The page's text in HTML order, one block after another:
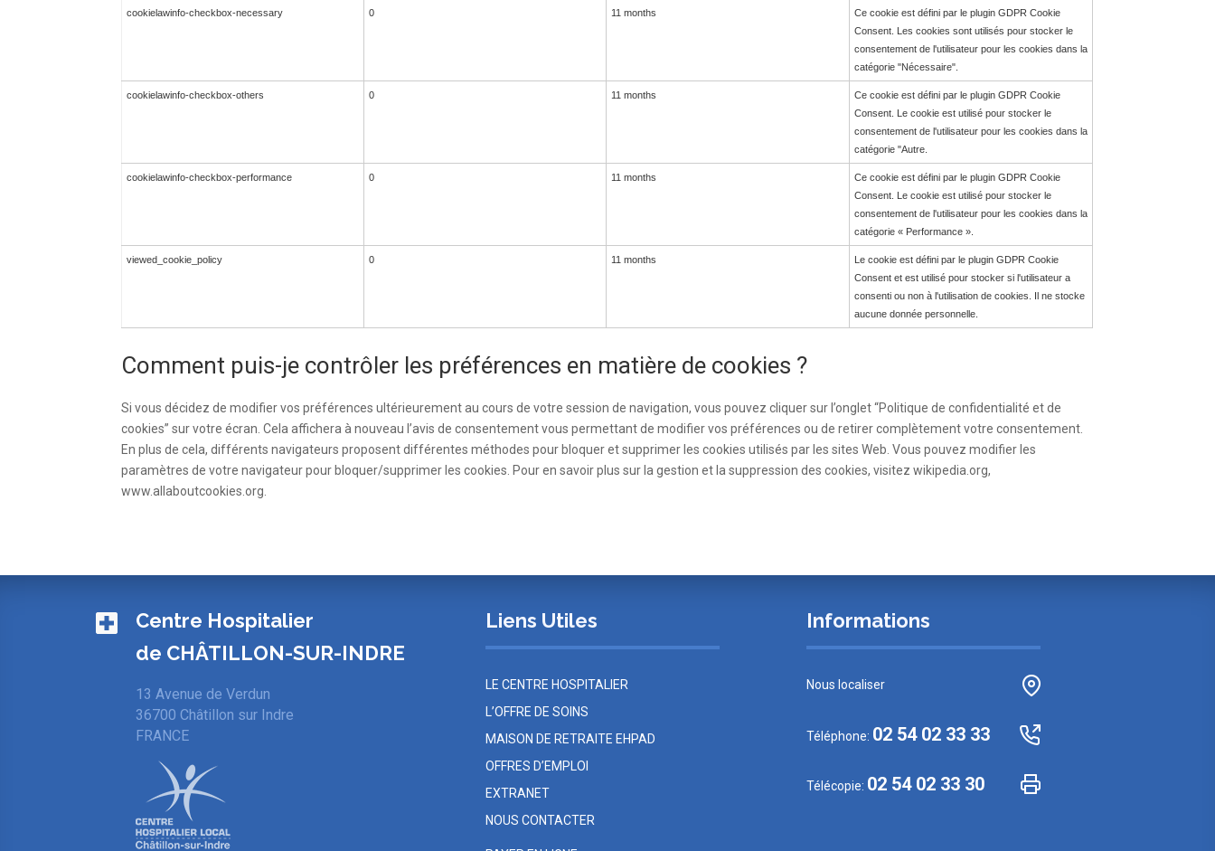
cookielawinfo-checkbox-necessary 0 11 months
Ce cookie est défini par le plugin GDPR Cookie
Consent. Les cookies sont utilisés pour stocker le
consentement de l'utilisateur pour les cookies dans la
catégorie "Nécessaire".
cookielawinfo-checkbox-others 0 11 months
Ce cookie est défini par le plugin GDPR Cookie
Consent. Le cookie est utilisé pour stocker le
consentement de l'utilisateur pour les cookies dans la
catégorie "Autre.
cookielawinfo-checkbox-performance 0 11 months
Ce cookie est défini par le plugin GDPR Cookie
Consent. Le cookie est utilisé pour stocker le
consentement de l'utilisateur pour les cookies dans la
catégorie « Performance ».
viewed_cookie_policy 0 11 months
Le cookie est défini par le plugin GDPR Cookie
Consent et est utilisé pour stocker si l'utilisateur a
consenti ou non à l'utilisation de cookies. Il ne stocke
aucune donnée personnelle.
Comment puis-je contrôler les préférences en matière de cookies ?
Si vous décidez de modifier vos préférences ultérieurement au cours de votre session de navigation, vous pouvez cliquer sur l’onglet “Politique de confidentialité et de
cookies” sur votre écran. Cela affichera à nouveau l’avis de consentement vous permettant de modifier vos préférences ou de retirer complètement votre consentement.
En plus de cela, différents navigateurs proposent différentes méthodes pour bloquer et supprimer les cookies utilisés par les sites Web. Vous pouvez modifier les
paramètres de votre navigateur pour bloquer/supprimer les cookies. Pour en savoir plus sur la gestion et la suppression des cookies, visitez wikipedia.org,
www.allaboutcookies.org.
Centre Hospitalier
de CHÂTILLON-SUR-INDRE
13 Avenue de Verdun
36700 Châtillon sur Indre
FRANCE
Liens Utiles
LE CENTRE HOSPITALIER
L’OFFRE DE SOINS
MAISON DE RETRAITE EHPAD
OFFRES D’EMPLOI
EXTRANET
NOUS CONTACTER
Informations
Nous localiser
Téléphone: 02 54 02 33 33
Télécopie: 02 54 02 33 30